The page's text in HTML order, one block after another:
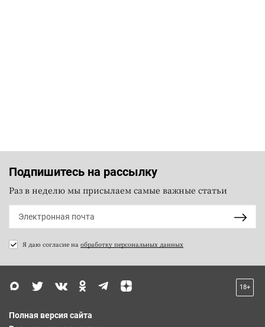
Подпишитесь на рассылку
Раз в неделю мы присылаем самые важные статьи
Я даю согласие на обработку персональных данных
18+
Полная версия сайта